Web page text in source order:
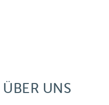
ÜBER UNS